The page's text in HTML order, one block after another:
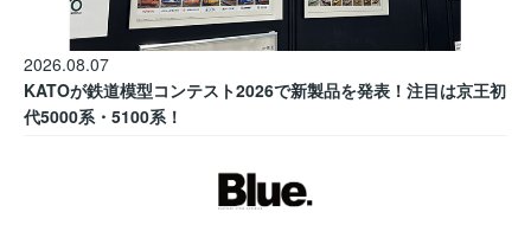
2026.08.07
KATOが鉄道模型コンテスト2026で新製品を発表！注目は京王初
代5000系・5100系！